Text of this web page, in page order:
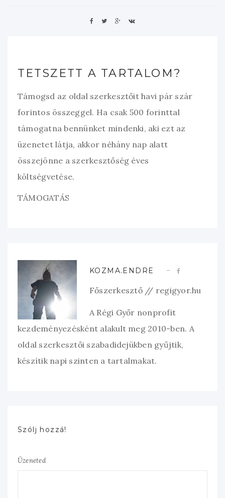
TETSZETT A TARTALOM?
Támogsd az oldal szerkesztőit havi pár szár
forintos összeggel. Ha csak 500 forinttal
támogatna bennünket mindenki, aki ezt az
üzenetet látja, akkor néhány nap alatt
összejönne a szerkesztőség éves
költségvetése.
TÁMOGATÁS
KOZMA.ENDRE
Főszerkesztő // regigyor.hu
A Régi Győr nonprofit
kezdeményezésként alakult meg 2010-ben. A
oldal szerkesztői szabadidejükben gyűjtik,
készítik napi szinten a tartalmakat.
Szólj hozzá!
Üzeneted